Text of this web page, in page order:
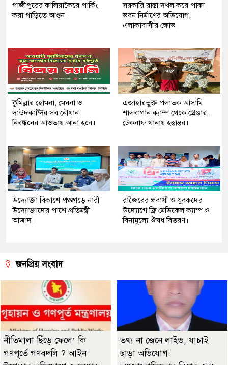
গাজীপুরের কালিয়াকৈরে পার্কিং
করা গাড়িতে আগুন।
সরকারি রাস্তা দখল করে পাকা
ভবন নির্মাণের অভিযোগ,
এলাকাবাসীর ক্ষোভ।
কুমিল্লার হোমনা, মেঘনা ও
দাউদকান্দির সব নৌযান
নিবন্ধনের আওতায় আনা হবে।
এজাহারভুক্ত পলাতক আসামি
শালবাগান ক্যাম্প থেকে গ্রেপ্তার,
টেকনাফ থানায় হস্তান্তর।
উদ্যোক্তা বিকাশে পঞ্চগড়ে নারী
উদ্যোক্তাদের পাশে প্রতিমন্ত্রী
আজাদ।
রাজৈরের‌ প্রবাসী ও যুবকদের
উদ্যোগে ফ্রি মেডিকেল ক্যাম্প ও
বিনামূল্যে ঔষধ বিতরণ।
জনপ্রিয় সংবাদ
নীতিমালা ছিঁড়ে ফেলে’ কি
গণপূর্তে গণবদলি ? আইন
তথ্য না জেনে লাইভ, যাচাই
ছাড়া অভিযোগ: